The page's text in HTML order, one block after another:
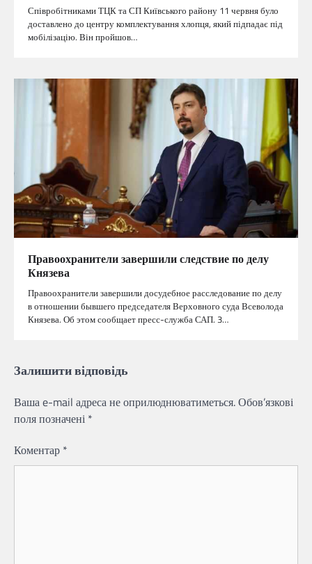
Співробітниками ТЦК та СП Київського району 11 червня було
доставлено до центру комплектування хлопця, який підпадає під
мобілізацію. Він пройшов…
Правоохранители завершили следствие по делу
Князева
Правоохранители завершили досудебное расследование по делу
в отношении бывшего председателя Верховного суда Всеволода
Князева. Об этом сообщает пресс-служба САП. 3…
Залишити відповідь
Ваша e-mail адреса не оприлюднюватиметься.Обов’язкові
поля позначені *
Коментар *